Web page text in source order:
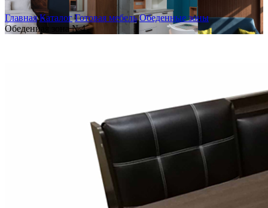
Главная Каталог Готовая мебель Обеденные зоны
Обеденная зона №4